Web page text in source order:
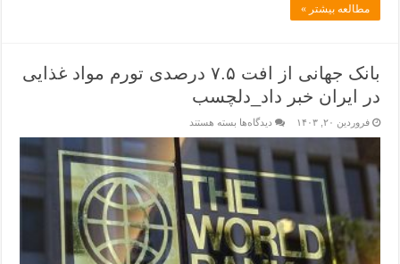
مطالعه بیشتر »
بانک جهانی از افت ۷.۵ درصدی تورم مواد غذایی
در ایران خبر داد_دلچسب
فروردین ۲۰, ۱۴۰۳ دیدگاه‌ها بسته هستند